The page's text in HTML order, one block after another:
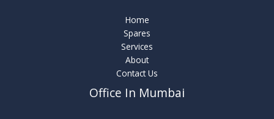
Home
Spares
Services
About
Contact Us
Office In Mumbai